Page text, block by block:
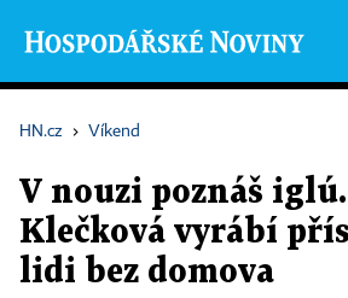
HN.cz › Víkend
V nouzi poznáš
Klečková vyrábí
lidi bez domova